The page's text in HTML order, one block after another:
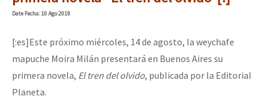
Mundo
La Sexta
AutonomÍa y Resistencia
Megaproyectos
Dia 1: Encontro “Guerra contra a Humanidade”
[CDMX – 20 julio] Jornadas globales por la libertad de Jesús
DateFecha: 10 Ago 2019
[:es]Este próximo miércoles, 14 de agosto, la weychafe
mapuche Moira Milán presentará en Buenos Aires su
primera novela, El tren del olvido, publicada por la Editorial
Planeta.